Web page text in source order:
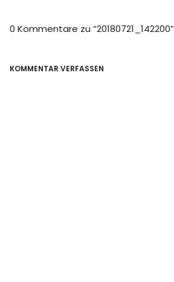
0 Kommentare zu “20180721_142200”
KOMMENTAR VERFASSEN